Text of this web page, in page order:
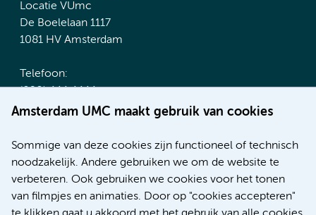
Amsterdam UMC maakt gebruik van cookies
Sommige van deze cookies zijn functioneel of technisch
noodzakelijk. Andere gebruiken we om de website te
verbeteren. Ook gebruiken we cookies voor het tonen
van filmpjes en animaties. Door op "cookies accepteren"
Locatie VUmc
De Boelelaan 1117
1081 HV Amsterdam
Telefoon:
(020) 444 4444
Route & Parkeren
Meer Amsterdam UMC websites:
Werken bij Amsterdam UMC
Over Amsterdam UMC
Nieuws